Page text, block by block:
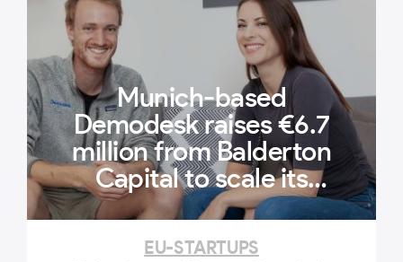
Munich-based
Demodesk raises €6.7
million from Balderton
Capital to scale its
intelligent online sales
meeting software
EU-STARTUPS